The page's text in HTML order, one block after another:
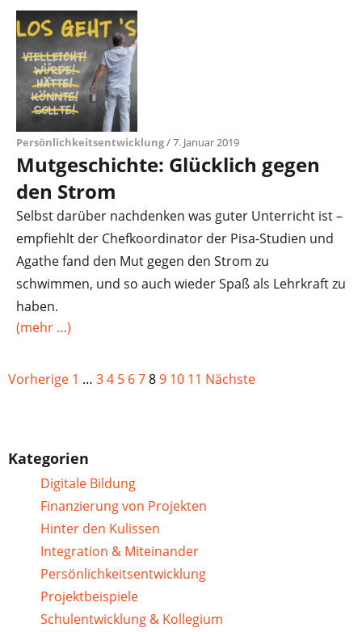
Persönlichkeitsentwicklung/ 7. Januar 2019
Mutgeschichte: Glücklich gegen
den Strom
Selbst darüber nachdenken was guter Unterricht ist –
empfiehlt der Chefkoordinator der Pisa-Studien und
Agathe fand den Mut gegen den Strom zu
schwimmen, und so auch wieder Spaß als Lehrkraft zu
haben.
(mehr …)
Vorherige 1 … 34 5 6789 10 11 Nächste
Kategorien
Digitale Bildung
Finanzierung von Projekten
Hinter den Kulissen
Integration & Miteinander
Persönlichkeitsentwicklung
Projektbeispiele
Schulentwicklung & Kollegium